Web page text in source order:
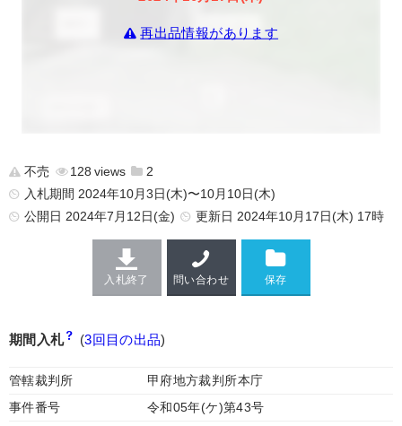
再出品情報があります
不売 128
2
入札期間 2024年10月3日(木)〜10月10日(木)
公開日 2024年7月12日(金) 更新日 2024年10月17日(木) 17時
入札終了 問い合わせ
期間入札 (3回目の出品)
管轄裁判所
甲府地方裁判所本庁
事件番号
令和05年(ケ)第43号